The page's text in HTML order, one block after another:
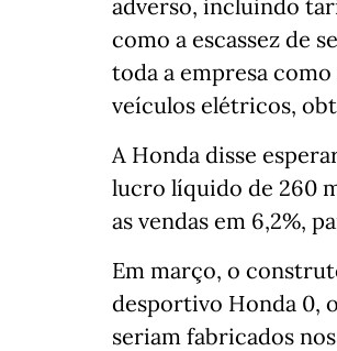
adverso, incluindo
como a escassez de
toda a empresa
veículos elétricos,
A Honda disse
lucro líquido de 260
as vendas em 6,2%,
Em março, o
desportivo Honda 0,
seriam fabricados